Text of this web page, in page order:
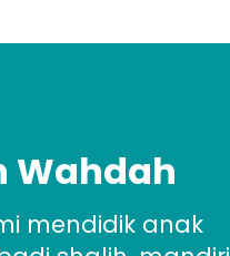
Wahdah
mendidik anak